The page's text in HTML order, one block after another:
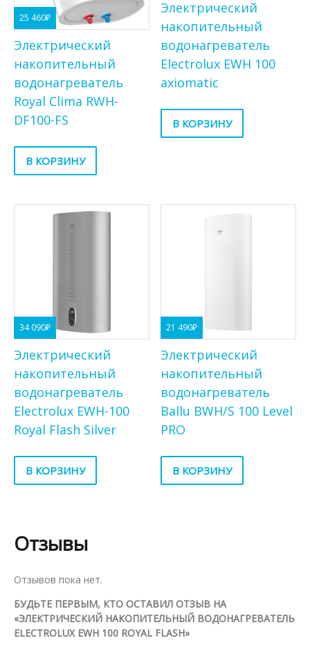
25 460₽
Электрический
накопительный
водонагреватель
Royal Clima RWH-
DF100-FS
В КОРЗИНУ
Электрический
накопительный
водонагреватель
Electrolux EWH 100
axiomatic
В КОРЗИНУ
34 090₽
Электрический
накопительный
водонагреватель
Electrolux EWH-100
Royal Flash Silver
В КОРЗИНУ
21 490₽
Электрический
накопительный
водонагреватель
Ballu BWH/S 100 Level
PRO
В КОРЗИНУ
Отзывы
Отзывов пока нет.
БУДЬТЕ ПЕРВЫМ, КТО ОСТАВИЛ ОТЗЫВ НА
«ЭЛЕКТРИЧЕСКИЙ НАКОПИТЕЛЬНЫЙ ВОДОНАГРЕВАТЕЛЬ
ELECTROLUX EWH 100 ROYAL FLASH»